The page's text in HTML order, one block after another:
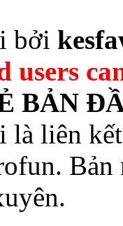
bởi
users
BẢN
là liên
Bản